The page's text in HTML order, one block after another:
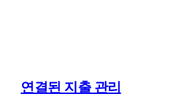
연결된 지출 관리